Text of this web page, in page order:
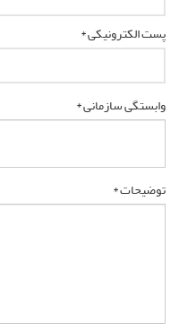
پست الکترونیکی *
وابستگی سازمانی *
توضیحات *